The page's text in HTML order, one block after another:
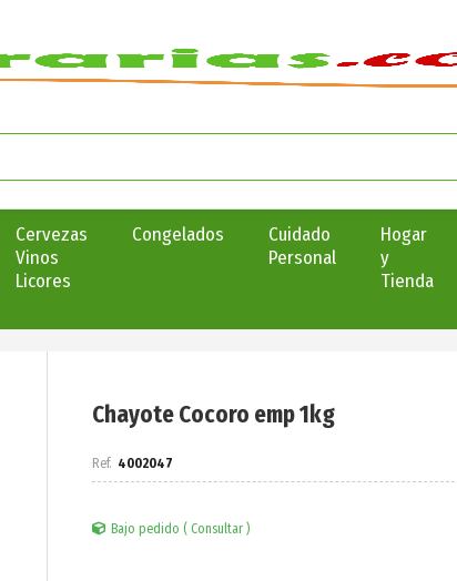
Cervezas
Vinos
Licores
Congelados
Cuidado
Personal
Hogar
y
Tienda
Chayote Cocoro emp 1kg
4002047
Bajo pedido ( Consultar )